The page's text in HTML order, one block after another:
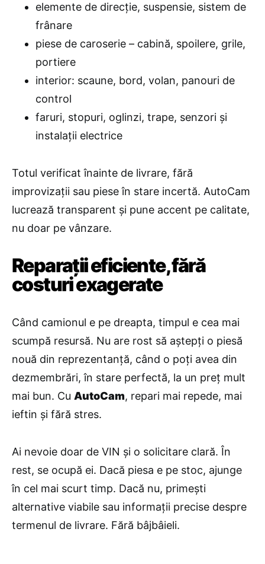
elemente de direcție, suspensie, sistem de
frânare
piese de caroserie – cabină, spoilere, grile,
portiere
interior: scaune, bord, volan, panouri de
control
faruri, stopuri, oglinzi, trape, senzori și
instalații electrice
Totul verificat înainte de livrare, fără
improvizații sau piese în stare incertă. AutoCam
lucrează transparent și pune accent pe calitate,
nu doar pe vânzare.
Reparații eficiente, fără
costuri exagerate
Când camionul e pe dreapta, timpul e cea mai
scumpă resursă. Nu are rost să aștepți o piesă
nouă din reprezentanță, când o poți avea din
dezmembrări, în stare perfectă, la un preț mult
mai bun. Cu AutoCam, repari mai repede, mai
ieftin și fără stres.
Ai nevoie doar de VIN și o solicitare clară. În
rest, se ocupă ei. Dacă piesa e pe stoc, ajunge
în cel mai scurt timp. Dacă nu, primești
alternative viabile sau informații precise despre
termenul de livrare. Fără bâjbâieli.